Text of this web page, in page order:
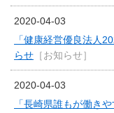
2020-04-03
「健康経営優良法人
らせ ［お知らせ］
2020-04-03
「長崎県誰もが働き